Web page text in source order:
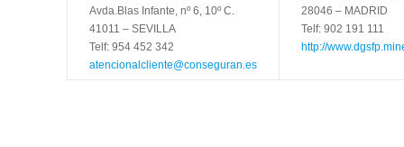
Avda.Blas Infante, nº 6, 10º C.
41011 – SEVILLA
Telf: 954 452 342
atencionalcliente@conseguran.es
28046 – MADRID
Telf: 902 191 111
http://